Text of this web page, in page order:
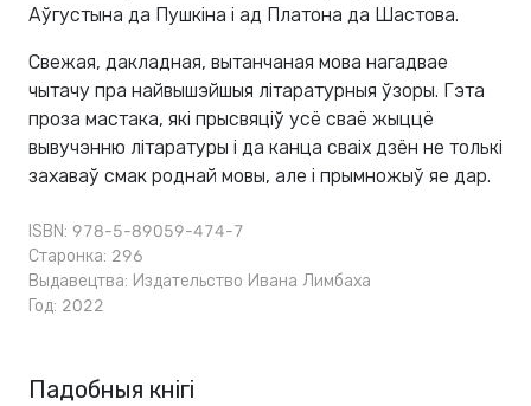
Аўгустына да Пушкіна і ад Платона да Шастова.
Свежая, дакладная, вытанчаная мова нагадвае
чытачу пра найвышэйшыя літаратурныя ўзоры. Гэта
проза мастака, які прысвяціў усё сваё жыццё
вывучэнню літаратуры і да канца сваіх дзён не толькі
захаваў смак роднай мовы, але і прымножыў яе дар.
ISBN: 978-5-89059-474-7
Старонка: 296
Выдавецтва: Издательство Ивана Лимбаха
Год: 2022
Падобныя кнігі